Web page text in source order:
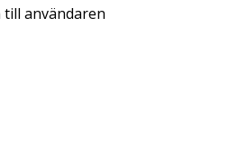
användaren